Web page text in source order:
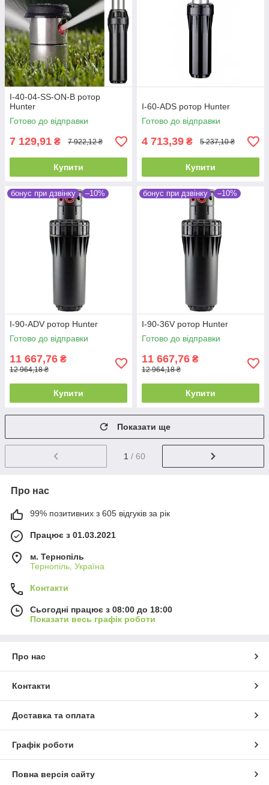
I-40-04-SS-ON-B ротор
Hunter
Готово до відправки
7 129,91 ₴ 7 922,12 ₴
Купити
I-60-ADS ротор Hunter
Готово до відправки
4 713,39 ₴ 5 237,10 ₴
Купити
бонус при дзвінку –10%
I-90-ADV ротор Hunter
Готово до відправки
11 667,76 ₴
12 964,18 ₴
Купити
бонус при дзвінку –10%
I-90-36V ротор Hunter
Готово до відправки
11 667,76 ₴
12 964,18 ₴
Купити
Показати ще
1 / 60
Про нас
99% позитивних з 605 відгуків за рік
Працює з 01.03.2021
м. Тернопіль
Тернопіль, Україна
Контакти
Сьогодні працює з 08:00 до 18:00
Показати весь графік роботи
Про нас
Контакти
Доставка та оплата
Графік роботи
Повна версія сайту